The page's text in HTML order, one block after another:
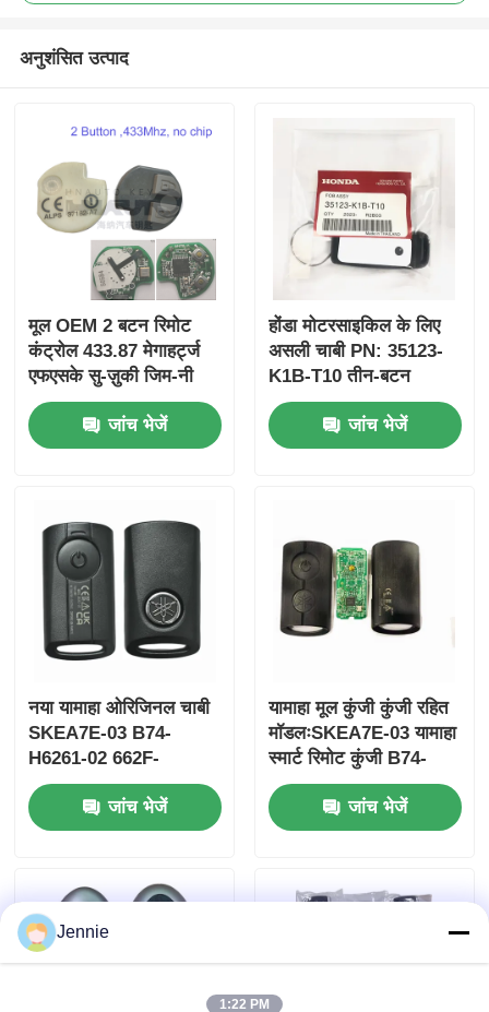
उत्पाद
अनुशंसित उत्पाद
मूल OEM 2 बटन रिमोट
कंट्रोल 433.87 मेगाहर्ट्ज
एफएसके सु-ज़ुकी जिम-नी
2005-2017 के लिए बिना
चिप 37182-ए 7 के लिए
केवल थोक MOQ 50 पीसी
जांच भेजें
होंडा मोटरसाइकिल के लिए
असली चाबी PN: 35123-
K1B-T10 तीन-बटन
FSK433.92MHz
ID47chip रिमोट कार की
जांच भेजें
नया यामाहा ओरिजिनल चाबी
SKEA7E-03 B74-
H6261-02 662F-
SKEA7D03
जांच भेजें
यामाहा मूल कुंजी कुंजी रहित
मॉडलःSKEA7E-03 यामाहा
स्मार्ट रिमोट कुंजी B74-
H6261-02/662F-
SKEA7D03 के लिए
जांच भेजें
Jennie
1:22 PM